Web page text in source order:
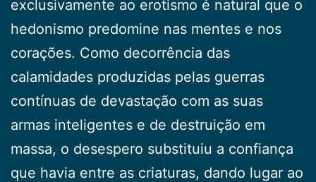
exclusivamente ao erotismo é natural que o
hedonismo predomine nas mentes e nos
corações. Como decorrência das
calamidades produzidas pelas guerras
contínuas de devastação com as suas
armas inteligentes e de destruição em
massa, o desespero substituiu a confiança
que havia entre as criaturas, dando lugar ao